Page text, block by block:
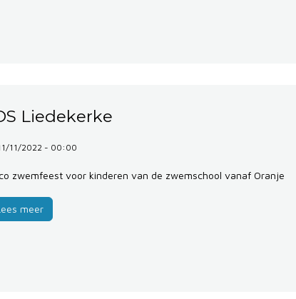
Liedekerke
11/2022 - 00:00
zwemfeest voor kinderen van de zwemschool vanaf Oranje
meer